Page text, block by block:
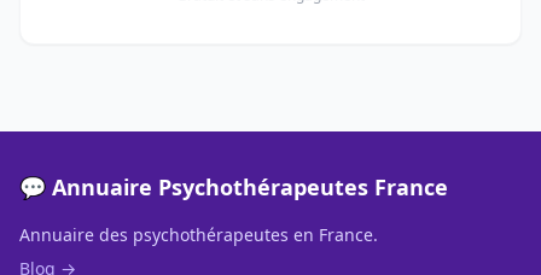
💬 Annuaire Psychothérapeutes France
Annuaire des psychothérapeutes en France.
Blog →